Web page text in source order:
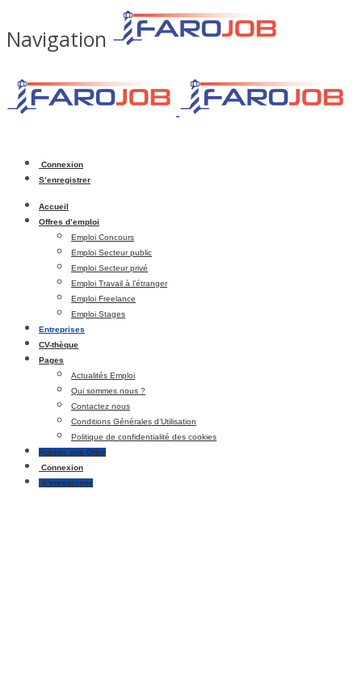
Navigation
Connexion
S’enregistrer
Accueil
Offres d’emploi
Emploi Concours
Emploi Secteur public
Emploi Secteur privé
Emploi Travail à l’étranger
Emploi Freelance
Emploi Stages
Entreprises
CV-thèque
Pages
Actualités Emploi
Qui sommes nous ?
Contactez nous
Conditions Générales d’Utilisation
Politique de confidentialité des cookies
Publier une Offre
Connexion
S’enregistrer